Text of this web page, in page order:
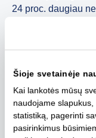
Šioje svetainėje
Kai lankotės mūsų
naudojame
statistiką, pagerinti
pasirinkimus
24 proc. daugiau
su reikiamais
prie savitarnos
info@lesto.ltarba
aptarnavimo centrą.